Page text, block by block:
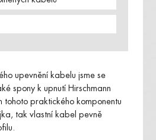
upevnění kabelu jsme se
spony k upnutí Hirschmann
tohoto praktického komponentu
tak vlastní kabel pevně